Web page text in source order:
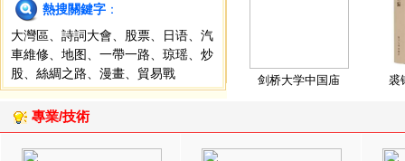
熱搜關鍵字 ：
大灣區
詩詞大會 股票 日语
汽
車維修
地图 一帶一路 琼瑶
炒
股
絲綢之路 漫畫 貿易戰 剑桥大学中国庙 裘
專業/技術